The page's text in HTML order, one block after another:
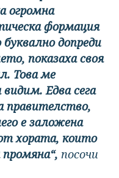
огромна
формация
допреди
показаха своя
Това ме
Едва сега
правителство,
е заложена
хората, които
посочи